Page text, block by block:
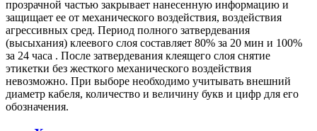
прозрачной частью закрывает нанесенную информацию и
защищает ее от механического воздействия, воздействия
агрессивных сред. Период полного затвердевания
(высыхания) клеевого слоя составляет 80% за 20 мин и 100%
за 24 часа . После затвердевания клеящего слоя снятие
этикетки без жесткого механического воздействия
невозможно. При выборе необходимо учитывать внешний
диаметр кабеля, количество и величину букв и цифр для его
обозначения.